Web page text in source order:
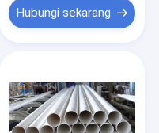
Hubungi sekarang